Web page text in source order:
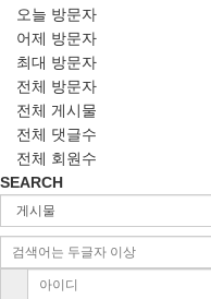
오늘 방문자
어제 방문자
최대 방문자
전체 방문자
전체 게시물
전체 댓글수
전체 회원수
SEARCH